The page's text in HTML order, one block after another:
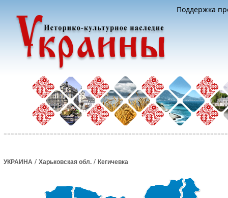
Поддержка
УКРАИНА / Харьковская обл. / Кегичевка